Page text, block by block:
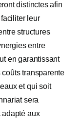
distinctes afin
leur
structures
entre
en garantissant
transparente
et qui soit
sera
adapté aux